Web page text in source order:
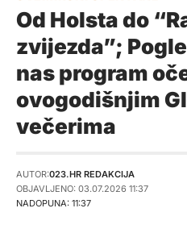
Od Holsta do
zvijezda”;
nas program
ovogodišnjim
večerima
NADOPUNA: 11:37
AUTOR:023.HR REDAKCIJA
OBJAVLJENO: 03.07.2026 11:37